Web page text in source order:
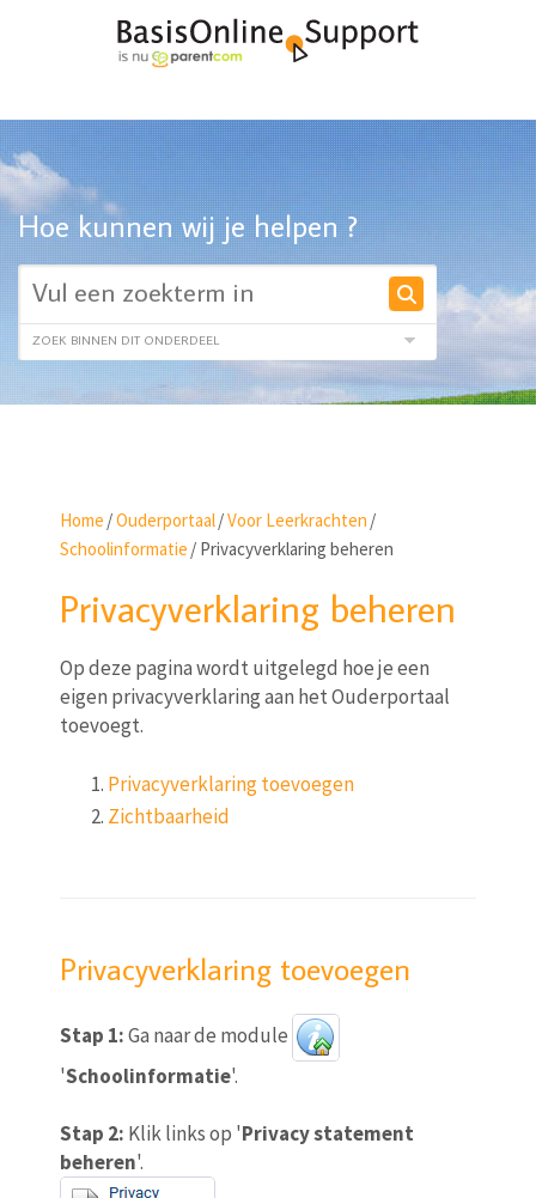
Hoe kunnen wij je helpen ?
Home /Ouderportaal/Voor Leerkrachten /
Schoolinformatie / Privacyverklaring beheren
Privacyverklaring beheren
Op deze pagina wordt uitgelegd hoe je een
eigen privacyverklaring aan het Ouderportaal
toevoegt.
Privacyverklaring toevoegen
Zichtbaarheid
Privacyverklaring toevoegen
Stap 1:Ga naar de module
'Schoolinformatie'.
Stap 2: Klik links op 'Privacy statement
beheren'.